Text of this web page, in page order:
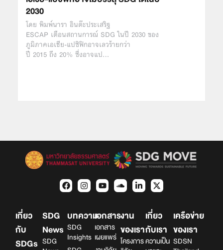
2030
โดย พิมพ์นารา อินต๊ะประเสริฐ
ESCAP เตือนสถานการณ์ SDG ในปี 2030 ของ
ภูมิภาคเอเชีย-แปซิฟิกอาจเลวร้ายกว่า
ปี 2015 ถึง 20% ซึ่งอาจแป…
เกี่ยว
กับ
SDGs
SDG
News
SDG
บทความ
SDG
Insights
เอกสาร
เอกสาร
เผยแพร่
งาน
ของเรา
โครงการ
เกี่ยว
กับเรา
ความเป็น
เครือข่าย
ของเรา
SDSN